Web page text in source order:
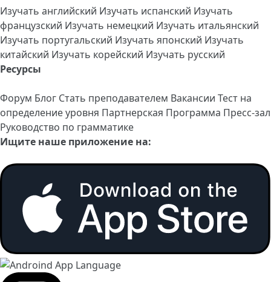
Изучать английский Изучать испанский Изучать
французский Изучать немецкий Изучать итальянский
Изучать португальский Изучать японский Изучать
китайский Изучать корейский Изучать русский
Ресурсы
Форум Блог Стать преподавателем Вакансии Тест на
определение уровня Партнерская Программа Пресс-зал
Руководство по грамматике
Ищите наше приложение на: